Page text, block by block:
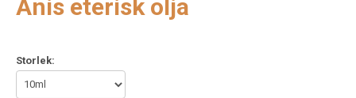
Anis eterisk olja
Storlek: